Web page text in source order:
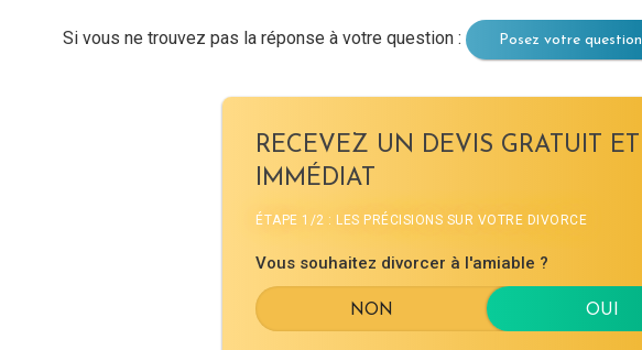
Si vous ne trouvez pas la réponse à votre question : Posez votre question
RECEVEZ UN DEVIS GRATUIT ET
IMMÉDIAT
ÉTAPE 1/2 : LES PRÉCISIONS SUR VOTRE DIVORCE
Vous souhaitez divorcer à l'amiable ?